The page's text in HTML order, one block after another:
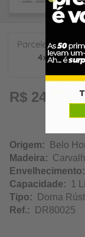
R$ 242,89
Origem: Belo
Madeira:
Envelhecimento:
Capacidade: 1
Tipo: Dorna
Ref.: DR80025